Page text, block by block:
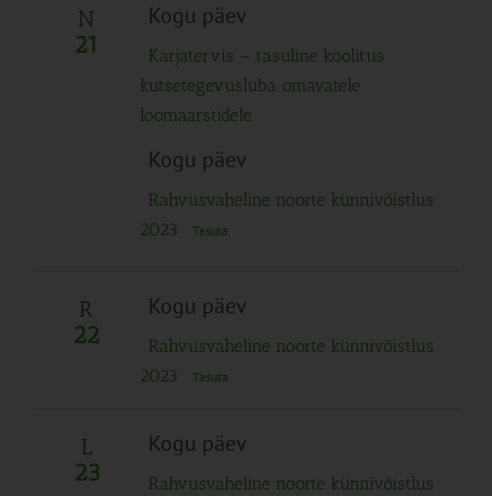
N
21
Kogu päev
Karjatervis – tasuline koolitus
kutsetegevusluba omavatele
loomaarstidele
Kogu päev
Rahvusvaheline noorte künnivõistlus
2023
Tasuta
R
22
Kogu päev
Rahvusvaheline noorte künnivõistlus
2023
Tasuta
L
23
Kogu päev
Rahvusvaheline noorte künnivõistlus